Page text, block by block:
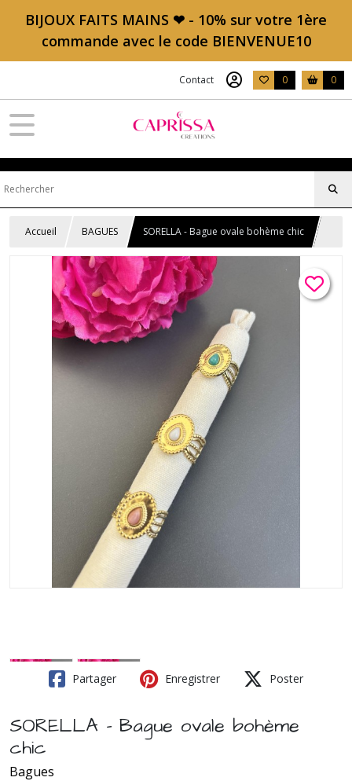
BIJOUX FAITS MAINS ❤ - 10% sur votre 1ère
commande avec le code BIENVENUE10
Contact 0 0
Accueil BAGUES SORELLA - Bague ovale bohème chic
Partager Enregistrer Poster
SORELLA - Bague ovale bohème
chic
Bagues